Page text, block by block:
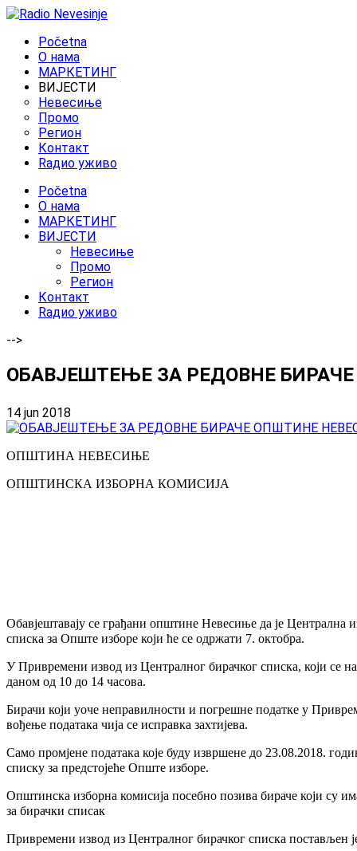
Početna
O нама
МАРКЕТИНГ
ВИЈЕСТИ
Невесиње
Промо
Регион
Контакт
Rадио уживо
Početna
O нама
МАРКЕТИНГ
ВИЈЕСТИ
Невесиње
Промо
Регион
Контакт
Rадио уживо
-->
ОБАВЈЕШТЕЊЕ ЗА РЕДОВНЕ
14 jun 2018
ОПШТИНА НЕВЕСИЊЕ
ОПШТИНСКА ИЗБОРНА КОМИСИЈА
Обавјештавају се грађани општине Невесиње да је
списка за Опште изборе који ће се одржати 7. октобра.
У Привремени извод из Централног бирачког списка, који се
даном од 10 до 14 часова.
Бирачи који уоче неправилности и погрешне податке у
вођење података чија се исправка захтијева.
Само промјене података које буду извршене до 23.08.2018.
списку за предстојеће Опште изборе.
Општинска изборна комисија посебно позива бираче који су
за бирачки списак
Привремени извод из Централног бирачког списка постављен